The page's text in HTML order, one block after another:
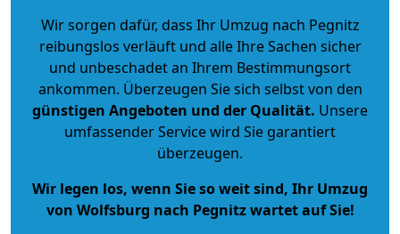
Wir sorgen dafür, dass Ihr Umzug nach Pegnitz
reibungslos verläuft und alle Ihre Sachen sicher
und unbeschadet an Ihrem Bestimmungsort
ankommen. Überzeugen Sie sich selbst von den
günstigen Angeboten und der Qualität. Unsere
umfassender Service wird Sie garantiert
überzeugen.
Wir legen los, wenn Sie so weit sind, Ihr Umzug
von Wolfsburg nach Pegnitz wartet auf Sie!